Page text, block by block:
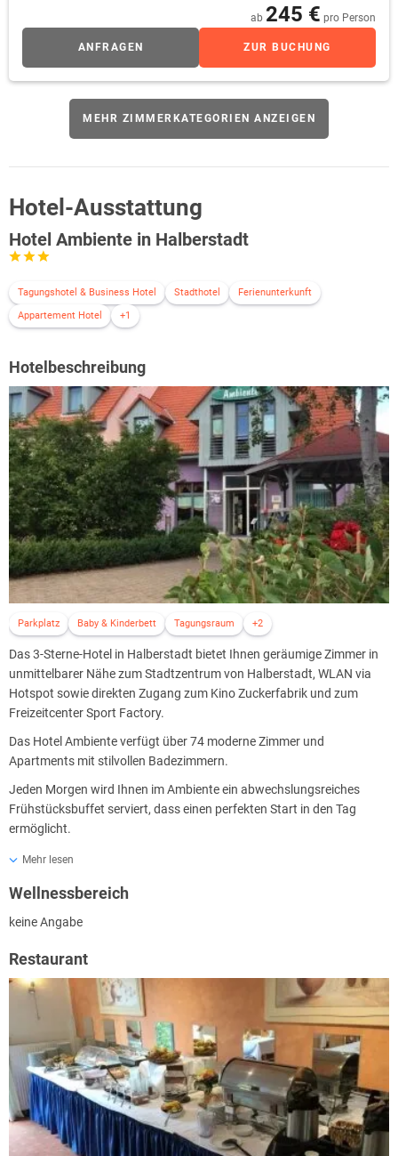
ab 245 € pro Person
ANFRAGEN ZUR BUCHUNG
MEHR ZIMMERKATEGORIEN ANZEIGEN
Hotel-Ausstattung
Hotel Ambiente in Halberstadt
Tagungshotel & Business Hotel Stadthotel
Ferienunterkunft
Appartement Hotel
+1
Hotelbeschreibung
Parkplatz Baby & Kinderbett Tagungsraum +2
Das 3-Sterne-Hotel in Halberstadt bietet Ihnen geräumige Zimmer in
unmittelbarer Nähe zum Stadtzentrum von Halberstadt, WLAN via
Hotspot sowie direkten Zugang zum Kino Zuckerfabrik und zum
Freizeitcenter Sport Factory.
Das Hotel Ambiente verfügt über 74 moderne Zimmer und
Apartments mit stilvollen Badezimmern.
Jeden Morgen wird Ihnen im Ambiente ein abwechslungsreiches
Frühstücksbuffet serviert, dass einen perfekten Start in den Tag
ermöglicht.
von 2,50 € pro Person und Tag.
Der Beitrag ist bei Anreise an der Rezeption bar zu bezahlen.
Mehr lesen
Wellnessbereich
keine Angabe
Restaurant